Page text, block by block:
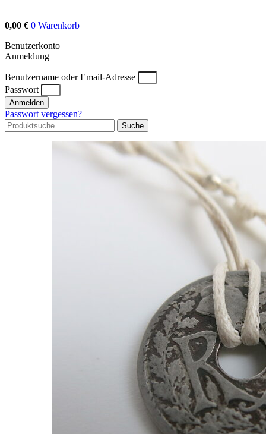
0,00 € 0 Warenkorb
Benutzerkonto
Anmeldung
Benutzername oder Email-Adresse
Passwort
Anmelden
Passwort vergessen?
Suche